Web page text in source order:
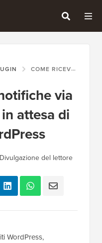
COME RICEVERE NOTIFICHE VIA EMAIL PER I POST IN ATTESA DI REVISIONE IN WORDPRESS
via
attesa di
Divulgazione del lettore
WordPress,